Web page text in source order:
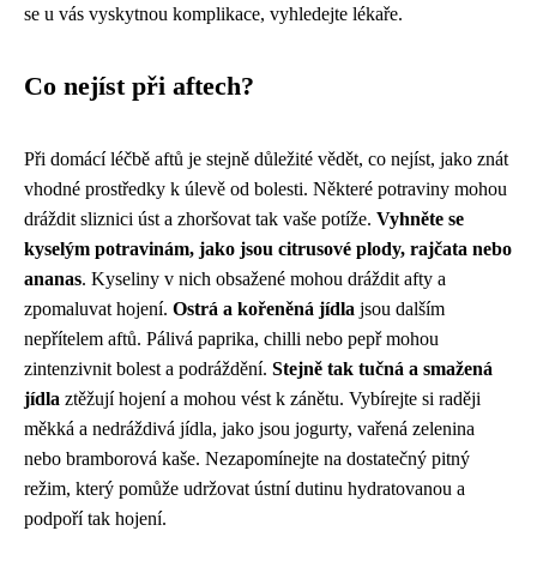
se u vás vyskytnou komplikace, vyhledejte lékaře.
Co nejíst při aftech?
Při domácí léčbě aftů je stejně důležité vědět, co nejíst, jako znát
vhodné prostředky k úlevě od bolesti. Některé potraviny mohou
dráždit sliznici úst a zhoršovat tak vaše potíže. Vyhněte se
kyselým potravinám, jako jsou citrusové plody, rajčata nebo
ananas. Kyseliny v nich obsažené mohou dráždit afty a
zpomaluvat hojení. Ostrá a kořeněná jídla jsou dalším
nepřítelem aftů. Pálivá paprika, chilli nebo pepř mohou
zintenzivnit bolest a podráždění. Stejně tak tučná a smažená
jídla ztěžují hojení a mohou vést k zánětu. Vybírejte si raději
měkká a nedráždivá jídla, jako jsou jogurty, vařená zelenina
nebo bramborová kaše. Nezapomínejte na dostatečný pitný
režim, který pomůže udržovat ústní dutinu hydratovanou a
podpoří tak hojení.